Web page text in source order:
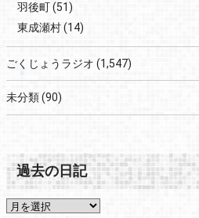
羽後町(51)
東成瀬村(14)
ごくじょうラジオ (1,547)
未分類(90)
過去の日記